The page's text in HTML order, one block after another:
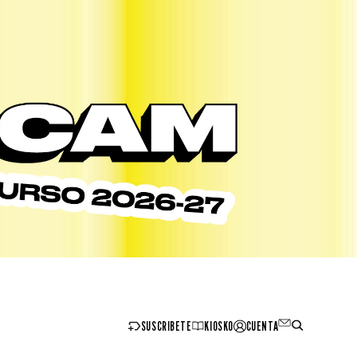
SUSCRIBETE KIOSKO CUENTA